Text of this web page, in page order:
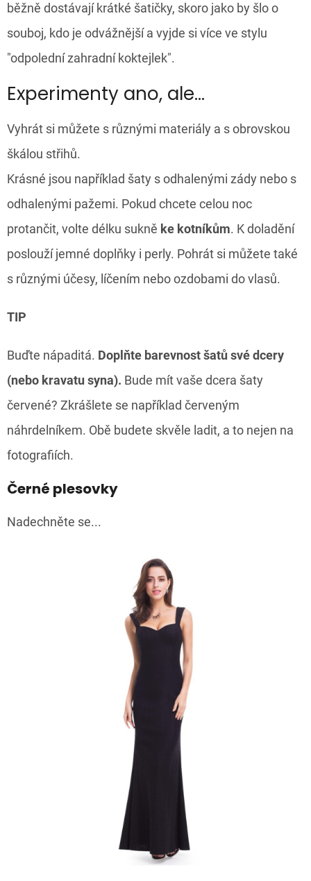
běžně dostávají krátké šatičky, skoro jako by šlo o
souboj, kdo je odvážnější a vyjde si více ve stylu
"odpolední zahradní koktejlek".
Experimenty ano, ale...
Vyhrát si můžete s různými materiály a s obrovskou
škálou střihů.
Krásné jsou například šaty s odhalenými zády nebo s
odhalenými pažemi. Pokud chcete celou noc
protančit, volte délku sukně ke kotníkům. K doladění
poslouží jemné doplňky i perly. Pohrát si můžete také
s různými účesy, líčením nebo ozdobami do vlasů.
TIP
Buďte nápaditá. Doplňte barevnost šatů své dcery
(nebo kravatu syna). Bude mít vaše dcera šaty
červené? Zkrášlete se například červeným
náhrdelníkem. Obě budete skvěle ladit, a to nejen na
fotografiích.
Černé plesovky
Nadechněte se...